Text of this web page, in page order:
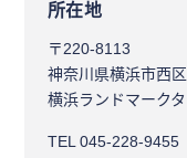
所在地
〒220-8113
神奈川県横浜市西
横浜ランドマーク
TEL 045-228-9455